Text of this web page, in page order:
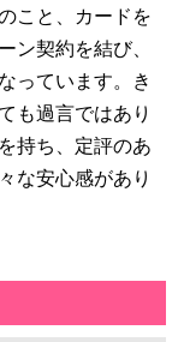
こと、カードを
ン契約を結び、
っています。き
も過言ではあり
持ち、定評のあ
な安心感があり